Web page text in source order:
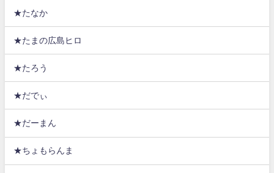
★たなか
★たまの広島ヒロ
★たろう
★だでぃ
★だーまん
★ちょもらんま